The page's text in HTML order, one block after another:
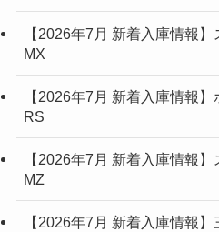
【2026年7月 新着入庫情報
MX
【2026年7月 新着入庫情報
RS
【2026年7月 新着入庫情報
MZ
【2026年7月 新着入庫情報